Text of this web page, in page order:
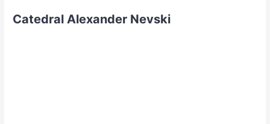
Catedral Alexander Nevski